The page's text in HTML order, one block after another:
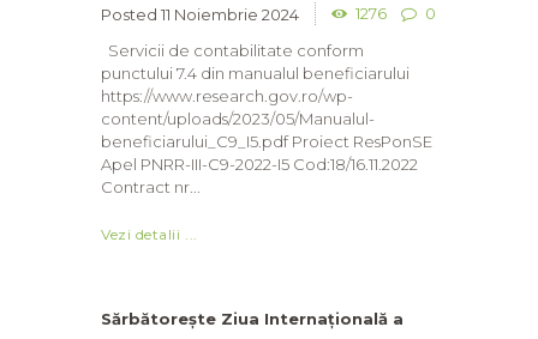
11 Noiembrie 2024 1276
0
Servicii de contabilitate conform
punctului 7.4 din manualul beneficiarului
https://www.research.gov.ro/wp-
content/uploads/2023/05/Manualul-
beneficiarului_C9_I5.pdf Proiect ResPonSE
Apel PNRR-III-C9-2022-I5 Cod:18/16.11.2022
Contract nr...
Vezi detalii ...
Sărbătorește Ziua Internațională a